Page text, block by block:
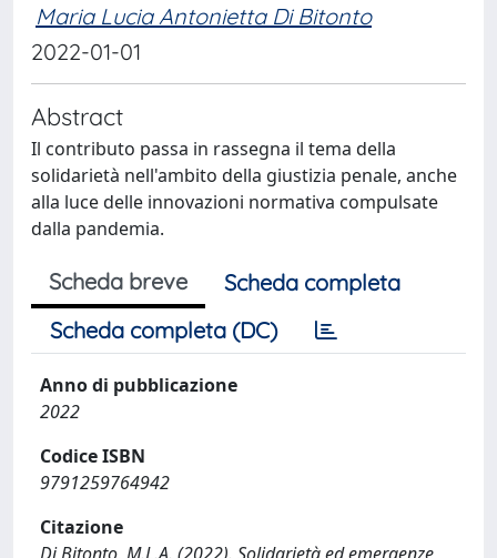
Maria Lucia Antonietta Di Bitonto
2022-01-01
Abstract
Il contributo passa in rassegna il tema della
solidarietà nell'ambito della giustizia penale, anche
alla luce delle innovazioni normativa compulsate
dalla pandemia.
Scheda breve
Scheda completa
Scheda completa (DC)
Anno di pubblicazione
2022
Codice ISBN
9791259764942
Citazione